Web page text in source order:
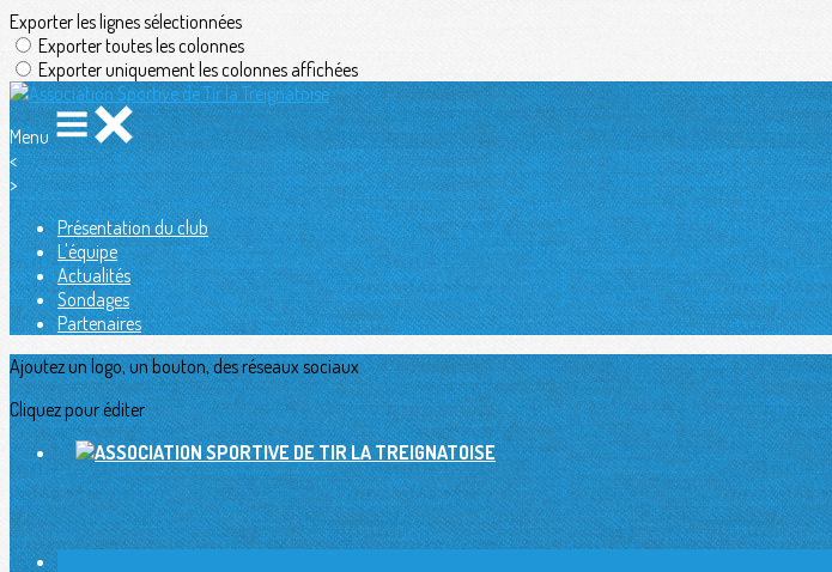
Exporter les lignes sélectionnées
Exporter toutes les colonnes
Exporter uniquement les colonnes affichées
Menu
<
>
Présentation du club
L'équipe
Actualités
Sondages
Partenaires
Ajoutez un logo, un bouton, des réseaux sociaux
Cliquez pour éditer